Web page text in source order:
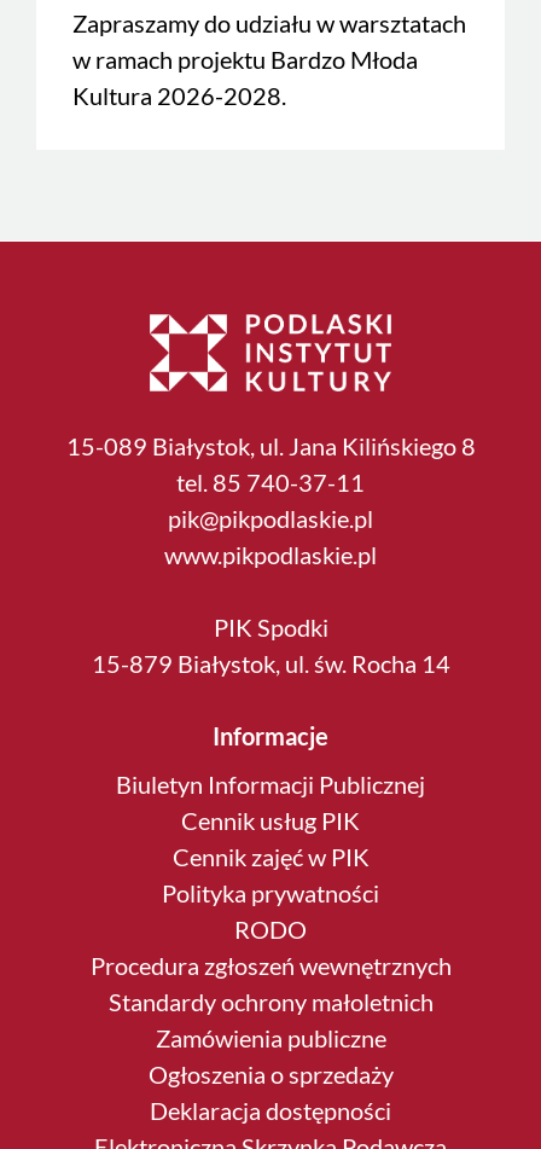
Zapraszamy do udziału w warsztatach
w ramach projektu Bardzo Młoda
Kultura 2026-2028.
15-089 Białystok, ul. Jana Kilińskiego 8
tel. 85 740-37-11
pik@pikpodlaskie.pl
www.pikpodlaskie.pl
PIK Spodki
15-879 Białystok, ul. św. Rocha 14
Informacje
Biuletyn Informacji Publicznej
Cennik usług PIK
Cennik zajęć w PIK
Polityka prywatności
RODO
Procedura zgłoszeń wewnętrznych
Standardy ochrony małoletnich
Zamówienia publiczne
Ogłoszenia o sprzedaży
Deklaracja dostępności